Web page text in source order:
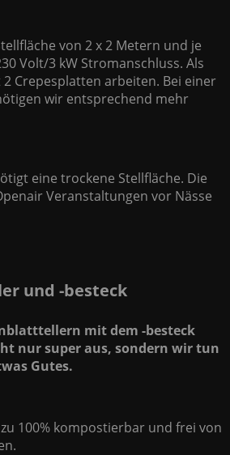
von 2 x 2 Metern und je
Volt/3 kW Stromanschluss. Als
Crepesplatten arbeiten. Bei einer
wir entsprechend mehr
eine trockene Stellfläche. Die
Veranstaltungen vor Nässe
und -besteck
mit dem -besteck
nur super aus, sondern wir tun
Gutes.
100% kompostierbar und frei von